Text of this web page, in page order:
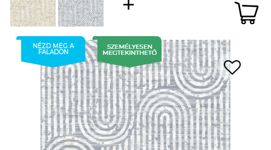
NÉZD MEG A
FALADON